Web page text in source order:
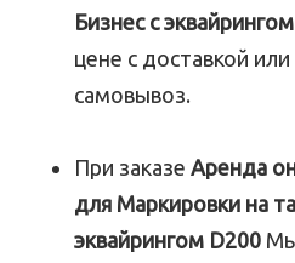
Бизнес с
цене с доставкой
самовывоз.
При заказе Аренда
для Маркировки на
эквайрингом D200